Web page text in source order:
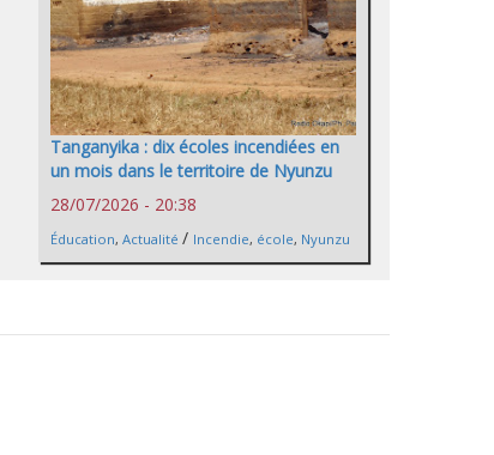
Tanganyika : dix écoles incendiées en
un mois dans le territoire de Nyunzu
28/07/2026 - 20:38
Éducation, Actualité / Incendie, école, Nyunzu